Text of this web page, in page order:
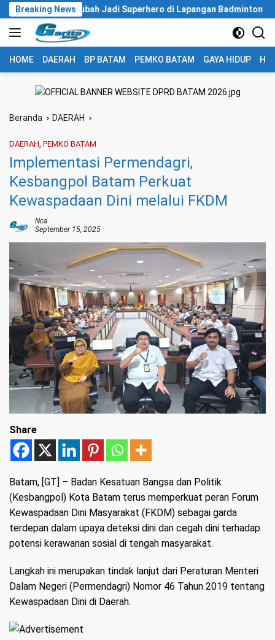
Langsung
ke
konten
Breaking News
Berubah Jadi Superhero di Lapangan Badminton
HOME DAERAH BP BATAM PEMKO BATAM GAYA HIDUP
Beranda DAERAH
DAERAH, PEMKO BATAM
Implementasi Permendagri,
Kesbangpol Batam Perkuat
Kewaspadaan Dini melalui FKDM
Nca
September 15, 2025
Share
Batam, [GT] – Badan Kesatuan Bangsa dan Politik
(Kesbangpol) Kota Batam terus memperkuat peran Forum
Kewaspadaan Dini Masyarakat (FKDM) sebagai garda
terdepan dalam upaya deteksi dini dan cegah dini terhadap
potensi kerawanan sosial di tengah masyarakat.
Langkah ini merupakan tindak lanjut dari Peraturan Menteri
Dalam Negeri (Permendagri) Nomor 46 Tahun 2019 tentang
Kewaspadaan Dini di Daerah.